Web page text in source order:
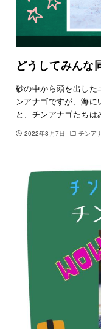
どうしてみんな
砂の中から頭を出し
ンアナゴですが、海
と、チンアナゴたち
2022年8月7日 チンア